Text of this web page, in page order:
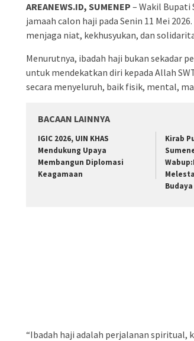
AREANEWS.ID, SUMENEP – Wakil Bupati
jamaah calon haji pada Senin 11 Mei
menjaga niat, kekhusyukan, dan
Menurutnya, ibadah haji bukan sekadar
untuk mendekatkan diri kepada Allah
secara menyeluruh, baik fisik, mental,
BACAAN LAINNYA
IGIC 2026, UIN KHAS
Mendukung Upaya
Membangun Diplomasi
Keagamaan
Kirab
“Ibadah haji adalah perjalanan